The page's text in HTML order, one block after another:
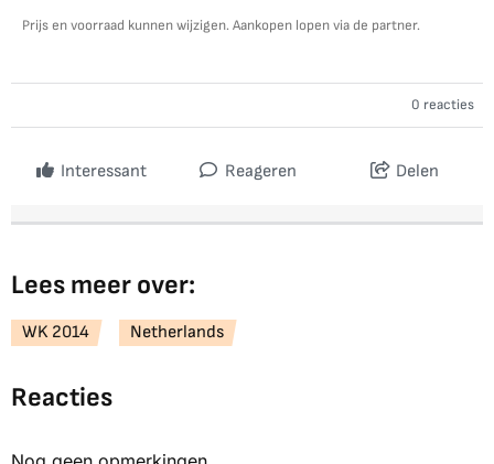
Prijs en voorraad kunnen wijzigen. Aankopen lopen via de partner.
0 reacties
Interessant Reageren Delen
Lees meer over:
WK 2014 Netherlands
Reacties